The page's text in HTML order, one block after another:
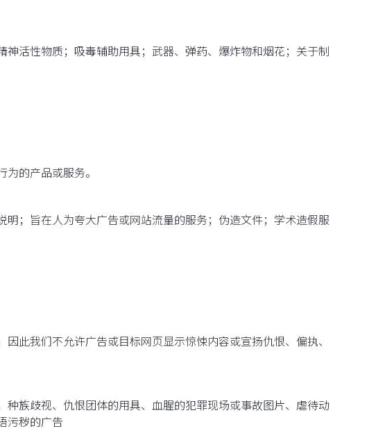
活性物质；吸毒辅助用具；武器、弹药、爆炸物和烟花；关于制
的产品或服务。
；旨在人为夸大广告或网站流量的服务；伪造文件；学术造假服
此我们不允许广告或目标网页显示惊悚内容或宣扬仇恨、偏执、
种族歧视、仇恨团体的用具、血腥的犯罪现场或事故图片、虐待动
污秽的广告